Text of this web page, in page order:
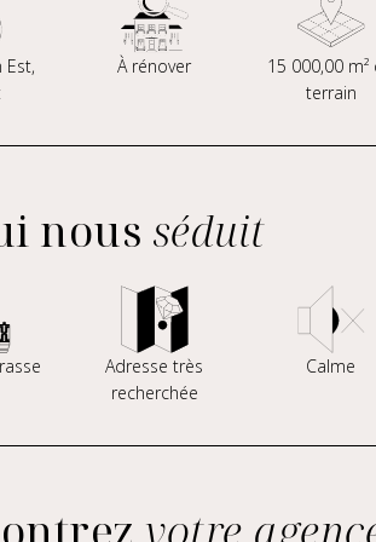
Est,
À rénover
15 000,00 m²
terrain
nous séduit
Adresse très
recherchée
Calme
votre